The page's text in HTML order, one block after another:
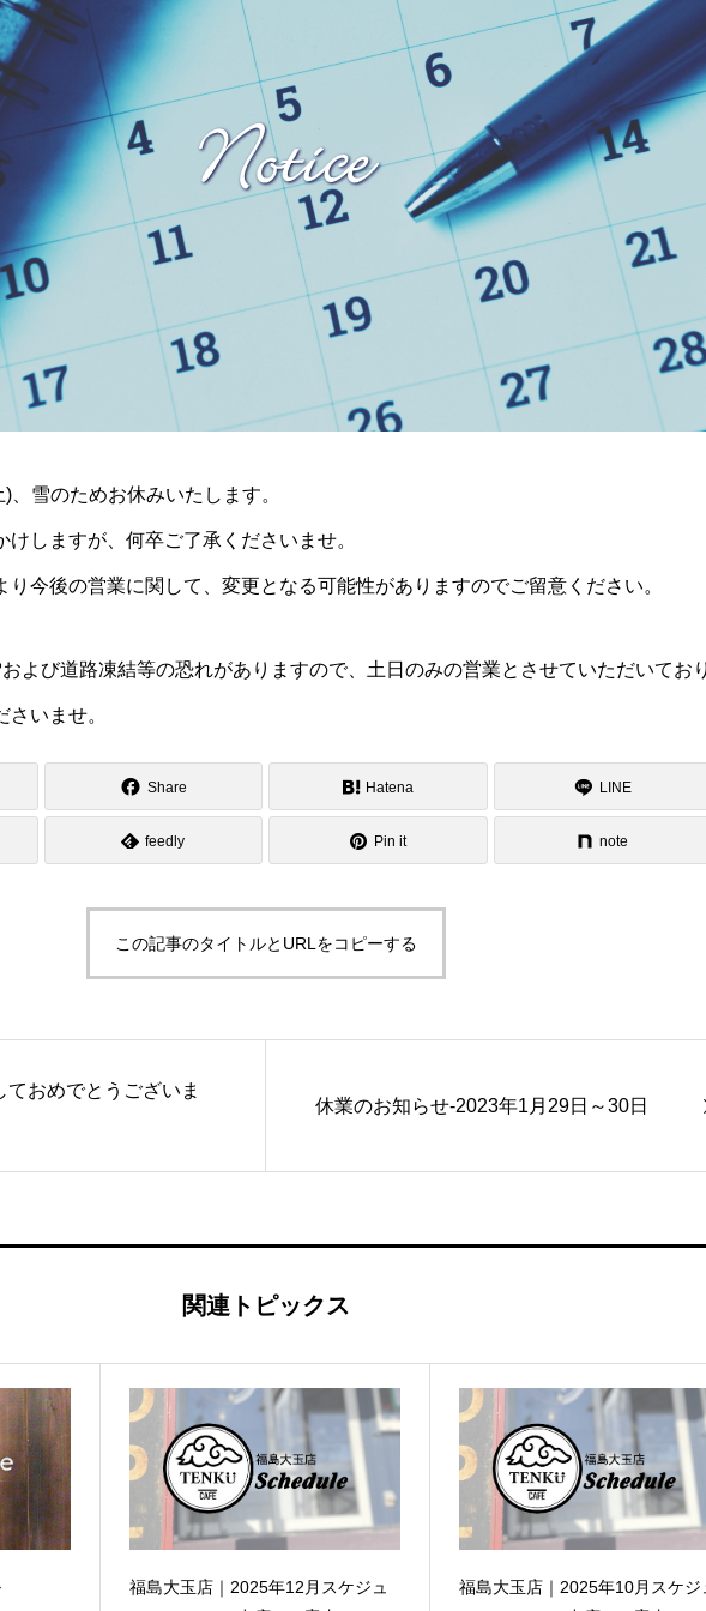
、雪のためお休みいたします。
けしますが、何卒ご了承くださいませ。
り今後の営業に関して、変更となる可能性がありますのでご留意ください。
よび道路凍結等の恐れがありますので、土日のみの営業とさせていただいてお
さいませ。
Share Hatena LINE
feedly Pin it note
この記事のタイトルとURLをコピーする
ておめでとうございま
休業のお知らせ-2023年1月29日～30日
関連トピックス
福島大玉店｜2025年12月スケジュ
福島大玉店｜2025年10月スケジ